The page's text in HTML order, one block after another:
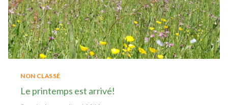
NON CLASSÉ
Le printemps est arrivé!